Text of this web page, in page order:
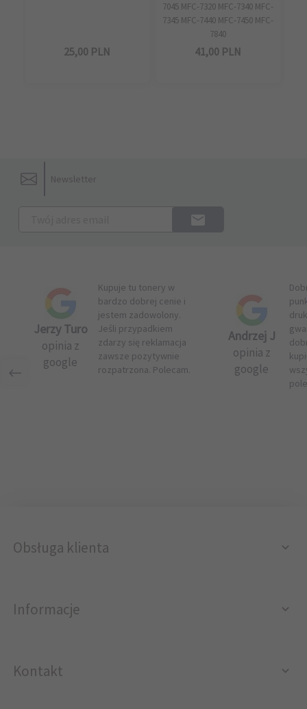
25,00 PLN
7045 MFC-7320 MFC-7340 MFC-
7345 MFC-7440 MFC-7450 MFC-
7840
41,00 PLN
Newsletter
Jerzy Turo
opinia z
google
Kupuje tu tonery w
bardzo dobrej cenie i
jestem zadowolony.
Jeśli przypadkiem
zdarzy się reklamacja
zawsze pozytywnie
rozpatrzona. Polecam.
Andrzej J
opinia z
google
Obsługa klienta
Informacje
Kontakt